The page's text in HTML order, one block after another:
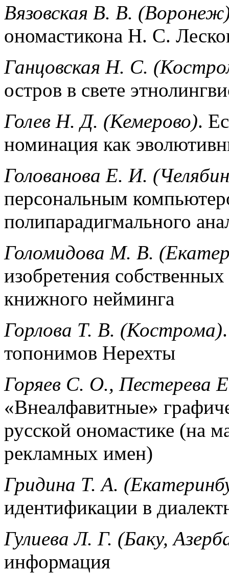
Вязовская В. В.
ономастикона Н. С.
Ганцовская Н. С.
остров в свете
Голев Н. Д. (Кемерово).
номинация как
Голованова Е. И.
персональным
полипарадигмального
Голомидова М. В.
изобретения
книжного нейминга
Горлова Т. В. (Кострома)
топонимов Нерехты
Горяев С. О., Пестерева
«Внеалфавитные»
русской ономастике (на
рекламных имен)
Гридина Т. А.
идентификации в
Гулиева Л. Г. (Баку,
информация